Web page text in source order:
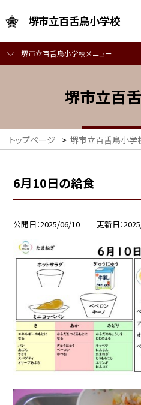
堺市立百舌鳥小学校
堺市立百舌鳥小学校メニュー
堺市立百
トップページ > 堺市立百舌鳥小学
6月10日の給食
公開日 2025/06/10 更新日